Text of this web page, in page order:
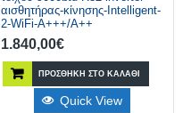
αισθητήρας-κίνησης-Intelligent-
2-WiFi-A+++/A++
1.840,00€
ΠΡΟΣΘΉΚΗ ΣΤΟ ΚΑΛΆΘΙ
Quick View